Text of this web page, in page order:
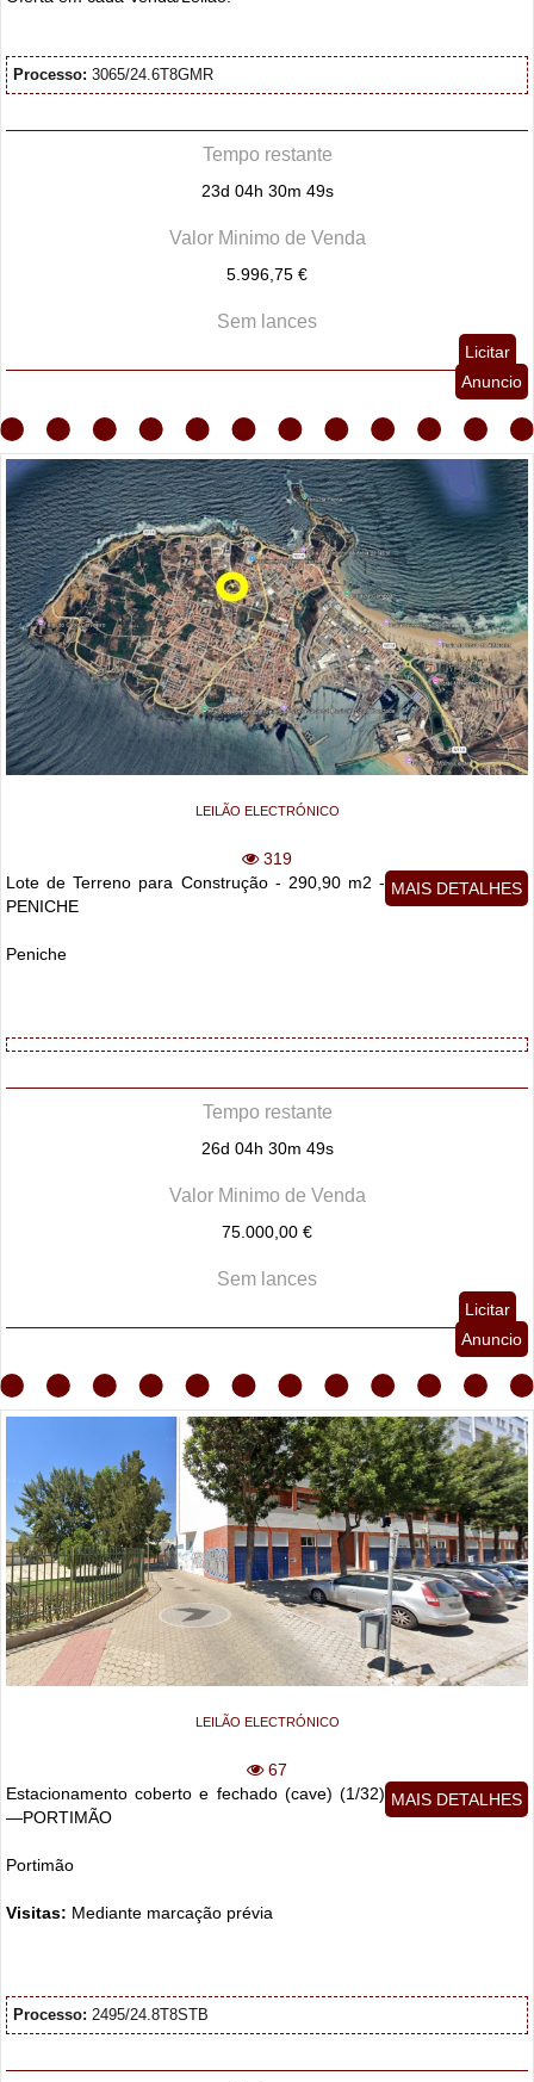
Processo: 3065/24.6T8GMR
Tempo restante
23d 04h 30m 48s
Valor Minimo de Venda
5.996,75 €
Sem lances
Licitar
Anuncio
LEILÃO ELECTRÓNICO
319
MAIS DETALHES
Lote de Terreno para Construção - 290,90 m2 -
PENICHE
Peniche
Tempo restante
26d 04h 30m 48s
Valor Minimo de Venda
75.000,00 €
Sem lances
Licitar
Anuncio
LEILÃO ELECTRÓNICO
67
MAIS DETALHES
Estacionamento coberto e fechado (cave) (1/32)
—PORTIMÃO
Portimão
Visitas: Mediante marcação prévia
Processo: 2495/24.8T8STB